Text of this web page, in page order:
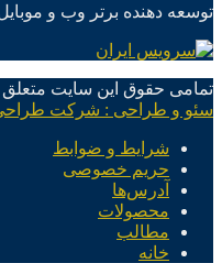
توسعه دهنده برتر وب و
تمامی حقوق این سایت
سئو و طراحی : شرکت
شرایط و ضوابط
حریم خصوصی
آدرس‌ها
محصولات
مطالب
خانه